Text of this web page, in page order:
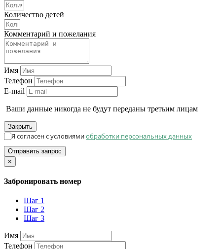
Количество детей
Комментарий и пожелания
Имя
Телефон
E-mail
Ваши данные никогда не будут переданы третьим лицам
Закрыть
Я согласен с условиямиобработки персональных данных
Отправить запрос
×
Забронировать номер
Шаг 1
Шаг 2
Шаг 3
Имя
Телефон